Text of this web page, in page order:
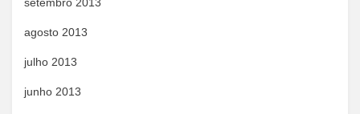
agosto 2013
julho 2013
junho 2013